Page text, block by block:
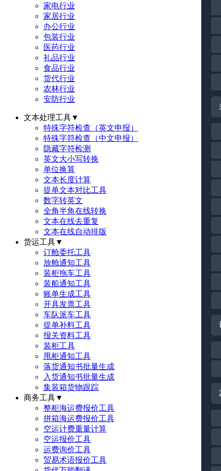
家电行业
家居行业
办公行业
包装行业
医药行业
礼品行业
食品行业
货代行业
农林行业
安防行业
文本处理工具▼
特殊字符检查（英文申报）
特殊字符检查（中文申报）
隐藏字符检测
英文大小写转换
单位换算
文本长度计算
提单文本对比工具
数字转英文
全角半角在线转换
文本在线去重复
文本在线自动排版
货运工具▼
订舱委托工具
放舱通知工具
装柜拖车工具
装船通知工具
账单生成工具
开具发票工具
车队派车工具
提单补料工具
报关资料工具
装柜工具
甩柜通知工具
落货通知书批量生成
入货通知书批量生成
集装箱货物跟踪
商务工具▼
整柜海运费报价工具
拼箱海运费报价工具
空运计费重量计算
空运报价工具
运费询价工具
贸易术语报价工具